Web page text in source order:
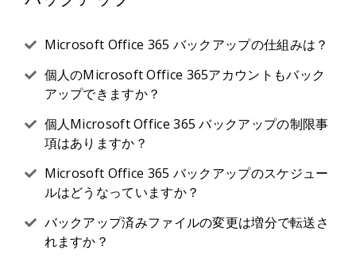
Microsoft Office 365 バックアップの仕組みは？
個人のMicrosoft Office 365アカウントもバック
アップできますか？
個人Microsoft Office 365 バックアップの制限事
項はありますか？
Microsoft Office 365 バックアップのスケジュー
ルはどうなっていますか？
バックアップ済みファイルの変更は増分で転送さ
れますか？